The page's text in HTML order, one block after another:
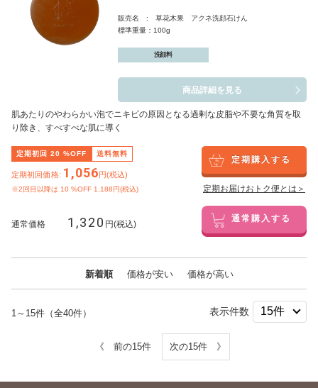
販売名 : 草花木果 アクネ洗顔石けん
標準重量：100g
洗顔料
商品詳細を見る
肌あたりのやわらかい泡でニキビの原因となる過剰な皮脂や不要な角質を取
り除き、すべすべな肌に導く
定期初回 20 %OFF 送料無料
定期初回価格: 1,056円(税込)
※2回目以降は 10 %OFF 1,188円(税込)
定期購入する
定期お届けおトク便とは＞
通常価格 1,320 円(税込) 通常購入する
新着順 価格が安い 価格が高い
1～15件（全40件） 表示件数
《 前の15件 次の15件 》